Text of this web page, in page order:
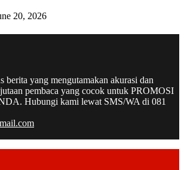
20, 2026
berita yang mengutamakan akurasi dan
pembaca yang cocok untuk PROMOSI
Hubungi kami lewat SMS/WA di 081